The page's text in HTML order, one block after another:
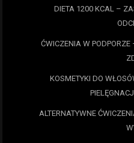
DIETA 1200 KCAL –
ĆWICZENIA W
KOSMETYKI DO
ALTERNATYWNE